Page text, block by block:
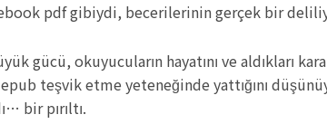
pdf gibiydi, becerilerinin gerçek bir
gücü, okuyucuların hayatını ve aldıkları
teşvik etme yeteneğinde yattığını
bir pırıltı.